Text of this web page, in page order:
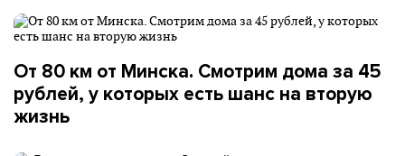
От 80 км от Минска. Смотрим дома за 45
рублей, у которых есть шанс на вторую
жизнь